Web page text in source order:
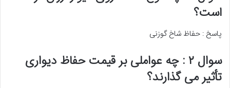
است؟
پاسخ : حفاظ شاخ گوزنی
سوال ۲ : چه عواملی بر قیمت حفاظ دیواری
تأثیر می گذارند؟